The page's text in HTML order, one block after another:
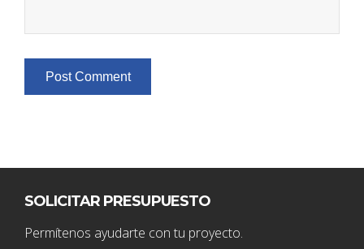
SOLICITAR PRESUPUESTO
Permítenos ayudarte con tu proyecto.